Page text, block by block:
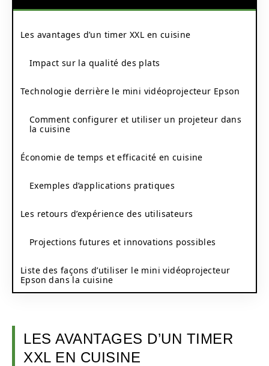
Les avantages d’un timer XXL en cuisine
Impact sur la qualité des plats
Technologie derrière le mini vidéoprojecteur Epson
Comment configurer et utiliser un projeteur dans
la cuisine
Économie de temps et efficacité en cuisine
Exemples d’applications pratiques
Les retours d’expérience des utilisateurs
Projections futures et innovations possibles
Liste des façons d’utiliser le mini vidéoprojecteur
Epson dans la cuisine
LES AVANTAGES D’UN TIMER
XXL EN CUISINE